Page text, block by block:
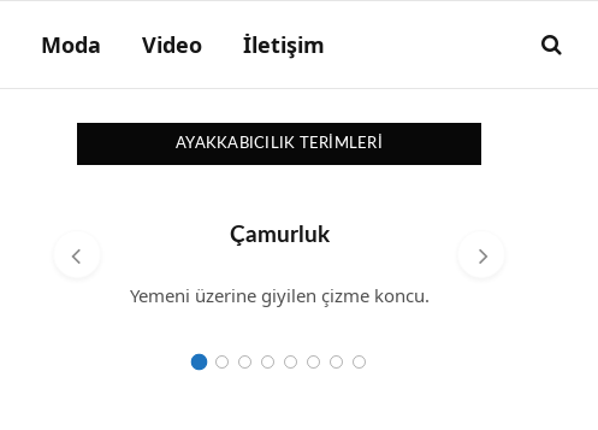
Moda Video İletişim
AYAKKABICILIK TERIMLERI
Çamurluk
Yemeni üzerine giyilen çizme koncu.